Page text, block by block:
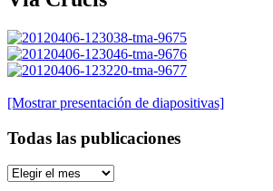
[Mostrar presentación de diapositivas]
Todas las publicaciones
Todas